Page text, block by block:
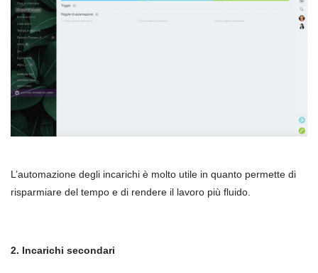
L’automazione degli incarichi è molto utile in quanto permette di
risparmiare del tempo e di rendere il lavoro più fluido.
2. Incarichi secondari